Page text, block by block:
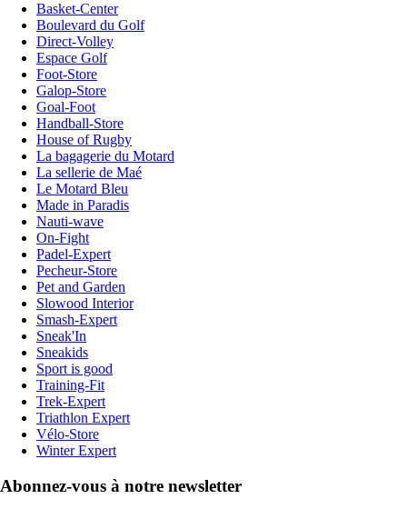
Basket-Center
Boulevard du Golf
Direct-Volley
Espace Golf
Foot-Store
Galop-Store
Goal-Foot
Handball-Store
House of Rugby
La bagagerie du Motard
La sellerie de Maé
Le Motard Bleu
Made in Paradis
Nauti-wave
On-Fight
Padel-Expert
Pecheur-Store
Pet and Garden
Slowood Interior
Smash-Expert
Sneak'In
Sneakids
Sport is good
Training-Fit
Trek-Expert
Triathlon Expert
Vélo-Store
Winter Expert
Abonnez-vous à notre newsletter